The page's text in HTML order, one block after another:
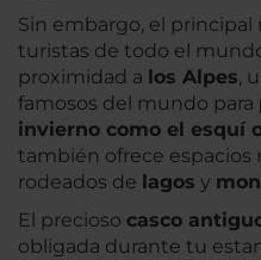
Sin embargo, el principal
turistas de todo el
proximidad a los Alpes,
famosos del mundo para
invierno como el esquí
también ofrece espacios
rodeados de lagos y
El precioso casco
obligada durante tu